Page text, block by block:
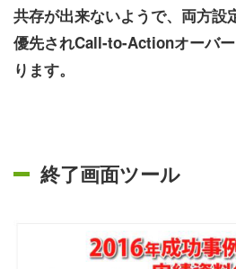
共存が出来ないようで、両方設
優先されCall-to-Actionオーバ
ります。
終了画面ツール